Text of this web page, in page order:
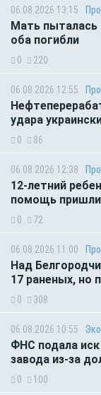
06.08.2026 13:15
Мать пыталась
оба погибли
0 220
06.08.2026 12:55
удара
0 86
06.08.2026 12:38
12-летний
помощь пришли
0 72
06.08.2026 11:00
Над
17 раненых, но
0 308
06.08.2026 10:55
ФНС подала
завода из-за
0 100